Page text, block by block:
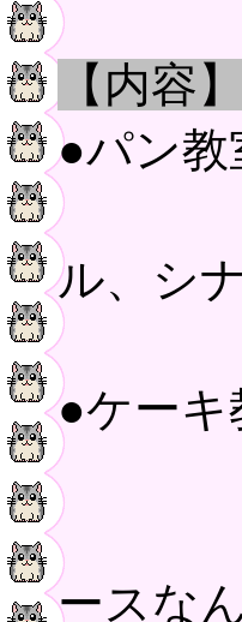
【内容】
●パン教
フラ
ル、シ
参加
●ケーキ
フラ
秋な
ースな